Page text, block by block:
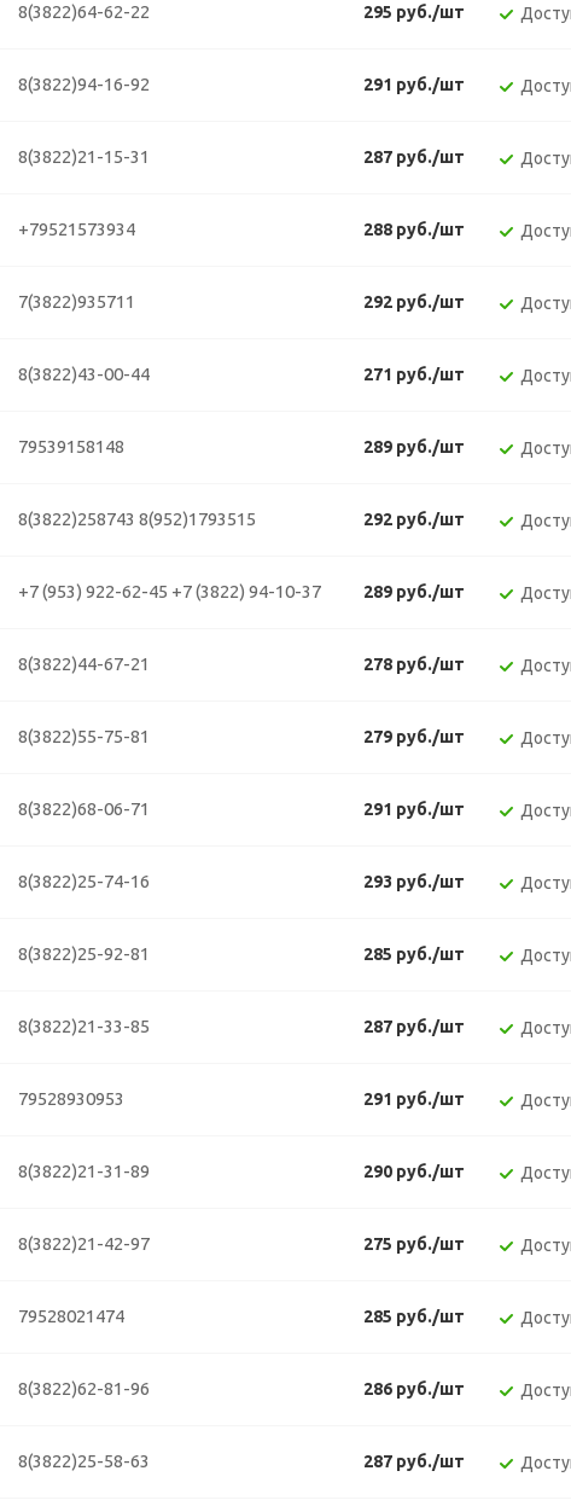
8(3822)64-62-22 295 руб./шт
8(3822)94-16-92 291 руб./шт
8(3822)21-15-31 287 руб./шт
+79521573934 288 руб./шт
7(3822)935711 292 руб./шт
8(3822)43-00-44 271 руб./шт
79539158148 289 руб./шт
8(3822)258743 8(952)1793515 292 руб./шт
+7 (953) 922-62-45 +7 (3822) 94-10-37 289 руб./шт
8(3822)44-67-21 278 руб./шт
8(3822)55-75-81 279 руб./шт
8(3822)68-06-71 291 руб./шт
8(3822)25-74-16 293 руб./шт
8(3822)25-92-81 285 руб./шт
8(3822)21-33-85 287 руб./шт
79528930953 291 руб./шт
8(3822)21-31-89 290 руб./шт
8(3822)21-42-97 275 руб./шт
79528021474 285 руб./шт
8(3822)62-81-96 286 руб./шт
8(3822)25-58-63 287 руб./шт